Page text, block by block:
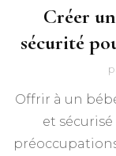
Créer
sécurité
Offrir à un
et